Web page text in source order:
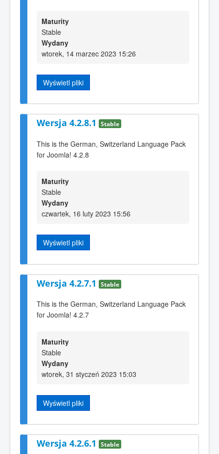
Maturity
Stable
Wydany
wtorek, 14 marzec 2023 15:26
Wyświetl pliki
Wersja 4.2.8.1 Stable
This is the German, Switzerland Language Pack
for Joomla! 4.2.8
Maturity
Stable
Wydany
czwartek, 16 luty 2023 15:56
Wyświetl pliki
Wersja 4.2.7.1 Stable
This is the German, Switzerland Language Pack
for Joomla! 4.2.7
Maturity
Stable
Wydany
wtorek, 31 styczeń 2023 15:03
Wyświetl pliki
Wersja 4.2.6.1 Stable